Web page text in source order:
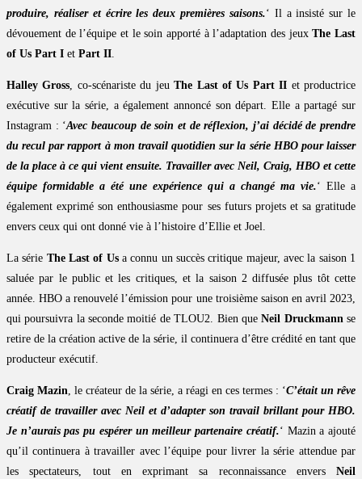
produire, réaliser et écrire les deux premières saisons.‘ Il a insisté sur le
dévouement de l’équipe et le soin apporté à l’adaptation des jeuxThe Last
of Us Part I et Part II.
Halley Gross, co-scénariste du jeuThe Last of Us Part II et productrice
exécutive sur la série, a également annoncé son départ. Elle a partagé sur
Instagram : ‘Avec beaucoup de soin et de réflexion, j’ai décidé de prendre
du recul par rapport à mon travail quotidien sur la série HBO pour laisser
de la place à ce qui vient ensuite. Travailler avec Neil, Craig, HBO et cette
équipe formidable a été une expérience qui a changé ma vie.‘ Elle a
également exprimé son enthousiasme pour ses futurs projets et sa gratitude
envers ceux qui ont donné vie à l’histoire d’Ellie et Joel.
La série The Last of Usa connu un succès critique majeur, avec la saison 1
saluée par le public et les critiques, et la saison 2 diffusée plus tôt cette
année. HBO a renouvelé l’émission pour une troisième saison en avril 2023,
qui poursuivra la seconde moitié de TLOU2. Bien queNeil Druckmannse
retire de la création active de la série, il continuera d’être crédité en tant que
producteur exécutif.
Craig Mazin, le créateur de la série, a réagi en ces termes : ‘C’était un rêve
créatif de travailler avec Neil et d’adapter son travail brillant pour HBO.
Je n’aurais pas pu espérer un meilleur partenaire créatif.‘ Mazin a ajouté
qu’il continuera à travailler avec l’équipe pour livrer la série attendue par
les spectateurs, tout en exprimant sa reconnaissance envers Neil